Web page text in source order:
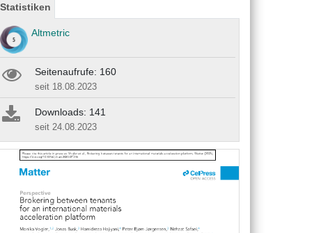
Statistiken
Altmetric
Seitenaufrufe: 160
seit 18.08.2023
Downloads: 141
seit 24.08.2023